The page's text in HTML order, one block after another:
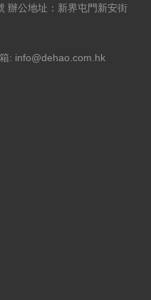
辦公地址：新界屯門新安街
: info@dehao.com.hk